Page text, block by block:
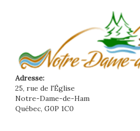
Adresse:
25, rue de l'Église
Notre-Dame-de-Ham
Québec, G0P 1C0